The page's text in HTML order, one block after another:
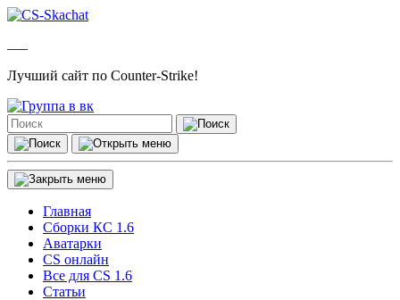
Лучший сайт по Counter-Strike!
Главная
Сборки КС 1.6
Аватарки
CS онлайн
Все для CS 1.6
Статьи